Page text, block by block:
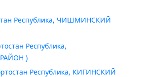
Республика, ЧИШМИНСКИЙ
Республика,
)
Республика, КИГИНСКИЙ